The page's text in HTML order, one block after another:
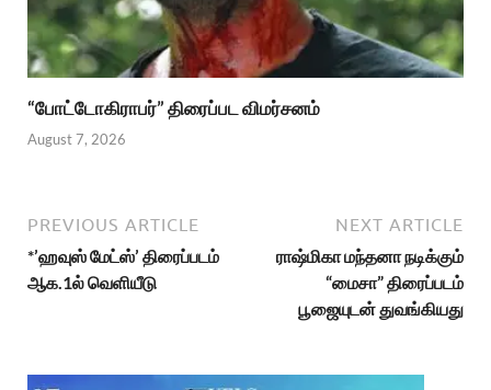
“போட்டோகிராபர்” திரைப்பட விமர்சனம்
August 7, 2026
PREVIOUS ARTICLE
*’ஹவுஸ் மேட்ஸ்’ திரைப்படம்
ஆக.1ல் வெளியீடு
NEXT ARTICLE
ராஷ்மிகா மந்தனா நடிக்கும்
“மைசா” திரைப்படம்
பூஜையுடன் துவங்கியது